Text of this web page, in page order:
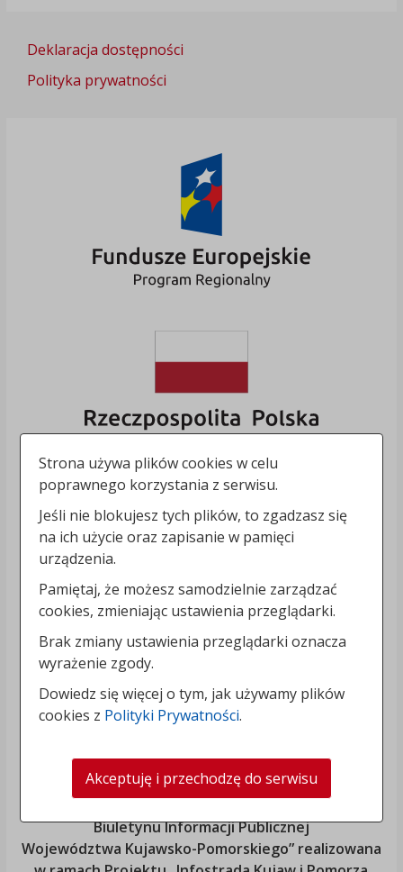
Deklaracja dostępności
Polityka prywatności
„Rozbudowa i modernizacja Systemu Regionalnego
Biuletynu Informacji Publicznej
Województwa Kujawsko-Pomorskiego” realizowana
Strona używa plików cookies w celu
poprawnego korzystania z serwisu.
Jeśli nie blokujesz tych plików, to zgadzasz się
na ich użycie oraz zapisanie w pamięci
urządzenia.
Pamiętaj, że możesz samodzielnie zarządzać
cookies, zmieniając ustawienia przeglądarki.
Brak zmiany ustawienia przeglądarki oznacza
wyrażenie zgody.
Dowiedz się więcej o tym, jak używamy plików
cookies z Polityki Prywatności.
Akceptuję i przechodzę do serwisu